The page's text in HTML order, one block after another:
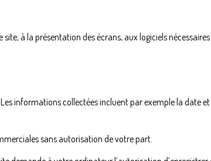
à la présentation des écrans, aux logiciels nécessaires
informations collectées incluent par exemple la date et
sans autorisation de votre part.